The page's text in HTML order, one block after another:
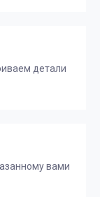
детали
вами